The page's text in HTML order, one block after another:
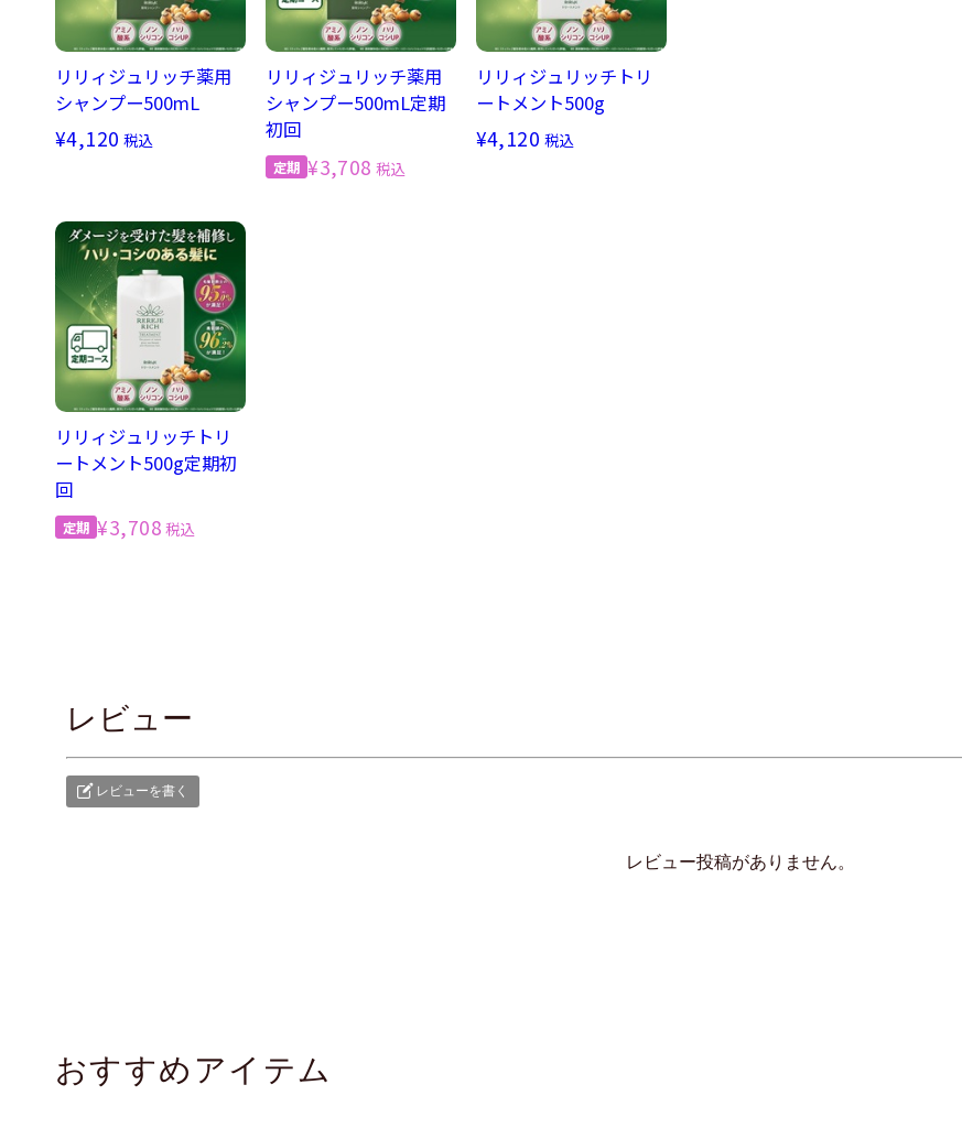
リリィジュリッチ薬用
シャンプー500mL
¥4,120 税込
リリィジュリッチ薬用
シャンプー500mL定期
初回
¥3,708 税込
リリィジュリッチトリ
ートメント500g
¥4,120 税込
リリィジュリッチトリ
ートメント500g定期初
回
¥3,708 税込
レビュー
レビューを書く
レビュー投稿がありません。
おすすめアイテム